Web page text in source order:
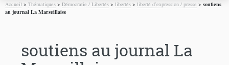
Accueil >Thématiques >Démocratie / Libertés >libertés >liberté d’expression / presse >soutiens
au journal La Marseillaise
soutiens au journal La